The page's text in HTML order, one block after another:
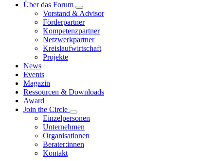
Über das Forum
Vorstand & Advisor
Förderpartner
Kompetenzpartner
Netzwerkpartner
Kreislaufwirtschaft
Projekte
News
Events
Magazin
Ressourcen & Downloads
Award
Join the Circle
Einzelpersonen
Unternehmen
Organisationen
Berater:innen
Kontakt